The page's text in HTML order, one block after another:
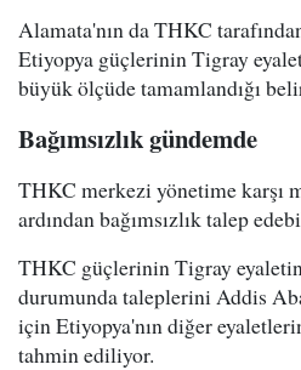
Alamata'nın da THKC
Etiyopya güçlerinin Tigray
büyük ölçüde tamamlandığı
Bağımsızlık gündemde
THKC merkezi yönetime karşı
ardından bağımsızlık talep
THKC güçlerinin Tigray
durumunda taleplerini Addis
için Etiyopya'nın diğer
tahmin ediliyor.